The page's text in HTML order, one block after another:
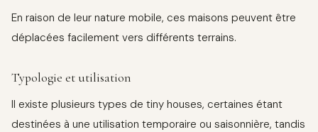
En raison de leur nature mobile, ces maisons peuvent être
déplacées facilement vers différents terrains.
Typologie et utilisation
Il existe plusieurs types de tiny houses, certaines étant
destinées à une utilisation temporaire ou saisonnière, tandis